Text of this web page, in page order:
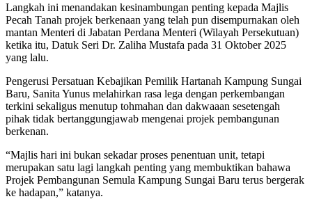
Langkah ini menandakan kesinambungan penting kepada Majlis
Pecah Tanah projek berkenaan yang telah pun disempurnakan oleh
mantan Menteri di Jabatan Perdana Menteri (Wilayah Persekutuan)
ketika itu, Datuk Seri Dr. Zaliha Mustafa pada 31 Oktober 2025
yang lalu.
Pengerusi Persatuan Kebajikan Pemilik Hartanah Kampung Sungai
Baru, Sanita Yunus melahirkan rasa lega dengan perkembangan
terkini sekaligus menutup tohmahan dan dakwaaan sesetengah
pihak tidak bertanggungjawab mengenai projek pembangunan
berkenan.
“Majlis hari ini bukan sekadar proses penentuan unit, tetapi
merupakan satu lagi langkah penting yang membuktikan bahawa
Projek Pembangunan Semula Kampung Sungai Baru terus bergerak
ke hadapan,” katanya.